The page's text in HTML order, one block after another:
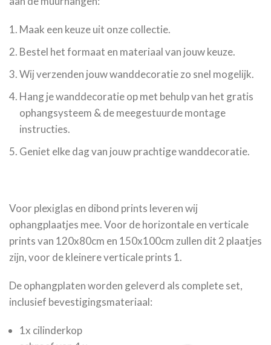
Maak een keuze uit onze collectie.
Bestel het formaat en materiaal van jouw keuze.
Wij verzenden jouw wanddecoratie zo snel mogelijk.
Hang je wanddecoratie op met behulp van het gratis
ophangsysteem & de meegestuurde montage
instructies.
Geniet elke dag van jouw prachtige wanddecoratie.
Voor plexiglas en dibond prints leveren wij
ophangplaatjes mee. Voor de horizontale en verticale
prints van 120x80cm en 150x100cm zullen dit 2 plaatjes
zijn, voor de kleinere verticale prints 1.
De ophangplaten worden geleverd als complete set,
inclusief bevestigingsmateriaal:
1x cilinderkop